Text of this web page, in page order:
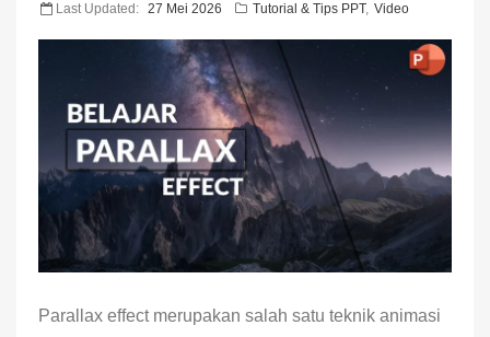
Last Updated: 27 Mei 2026 Tutorial & Tips PPT, Video
Parallax effect merupakan salah satu teknik animasi